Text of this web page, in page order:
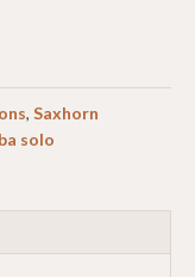
, Saxhorn
solo